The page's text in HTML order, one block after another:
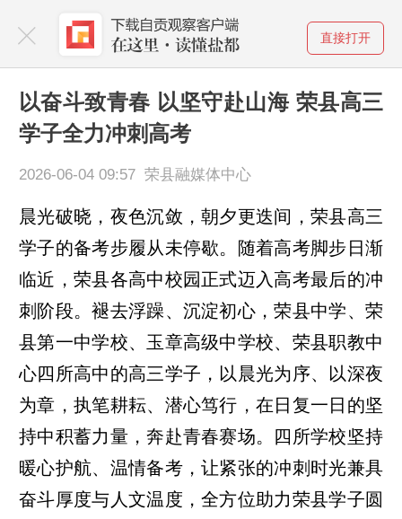
直接打开
以奋斗致青春 以坚守赴山海 荣县高三
学子全力冲刺高考
2026-06-04 09:57 荣县融媒体中心
晨光破晓，夜色沉敛，朝夕更迭间，荣县高三
学子的备考步履从未停歇。随着高考脚步日渐
临近，荣县各高中校园正式迈入高考最后的冲
刺阶段。褪去浮躁、沉淀初心，荣县中学、荣
县第一中学校、玉章高级中学校、荣县职教中
心四所高中的高三学子，以晨光为序、以深夜
为章，执笔耕耘、潜心笃行，在日复一日的坚
持中积蓄力量，奔赴青春赛场。四所学校坚持
暖心护航、温情备考，让紧张的冲刺时光兼具
奋斗厚度与人文温度，全方位助力荣县学子圆